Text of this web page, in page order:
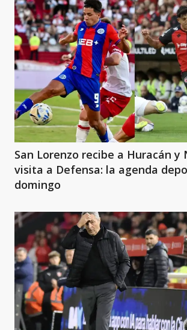
San Lorenzo recibe a Huracán y
visita a Defensa: la agenda
domingo